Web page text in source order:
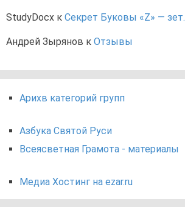
StudyDocx к Секрет Буковы «Z» — зет.
Андрей Зырянов к Отзывы
Арихв категорий групп
Азбука Святой Руси
Всеясветная Грамота - материалы
Медиа Хостинг на ezar.ru